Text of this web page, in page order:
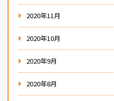
2020年11月
2020年10月
2020年9月
2020年8月